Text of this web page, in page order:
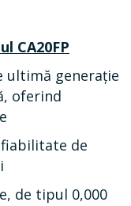
CA20FP
ultimă generație
oferind
de
de tipul 0,000